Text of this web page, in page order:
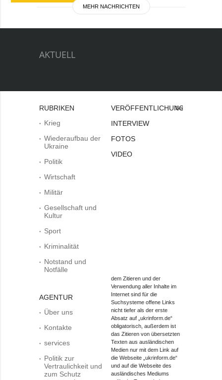
MEHR NACHRICHTEN
AKTUELL
RUBRIKEN
Krieg
Wiederaufbau der
Ukraine
Politik
Wirtschaft
Militär
Gesellschaft und
Kultur
Sport
Kriminalität
Notstand und
Notfälle
AGENTUR
Über uns
Kontakte
services
Politik zur
Vertraulichkeit und
zum Schutz
VERÖFFENTLICHUNGEN
INTERVIEW
FOTOS
VIDEO
Bei
dem Zitieren und der
Verwendung aller Inhalte im
Internet sind für die
Suchsysteme offene Links
nicht tiefer als der erste
Absatz auf „ukrinform.de“
obligatorisch, außerdem ist
das Zitieren von übersetzten
Texten aus ausländischen
Medien nur mit dem Link auf
die Webseite „ukrinform.de“
und auf die Webseite des
ausländisches Mediums